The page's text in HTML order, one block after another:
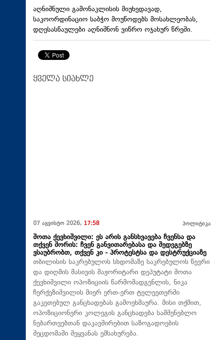
აღნიშნული გამონაკლისის მიუხედავად,
საკოორდინაციო საბჭო მოუწოდებს მოსახლეობას,
დღესასწაულები აღნიშნონ ვიწრო ოჯახურ წრეში.
ყველა სიახლე
07 აგვისტო 2026, 17:58 პოლიტიკა
შოთა ქევხიშვილი: ეს არის განსხვავება ჩვენსა და
თქვენ შორის: ჩვენ განვითარებასა და შედეგებზე
ვსაუბრობთ, თქვენ კი - პროტესტსა და დესტრუქციაზე
თბილისის საკრებულოს სხდომაზე საკრებულოს წევრი
და დიღმის მასივის მაჟორიტარი დეპუტატი შოთა
ქევხიშვილი ოპოზიციის წარმომადგენლის, ნიკა
ჩერქეზიშვილის მიერ ერთ-ერთ ტელეეთერში
გაკეთებულ განცხადებას გამოეხმაურა. მისი თქმით,
ოპოზიციონერი კოლეგის განცხადება სამშენებლო
ნებართვებთან დაკავშირებით საზოგადოების
შეცდომაში შეყვანას ემსახურება.